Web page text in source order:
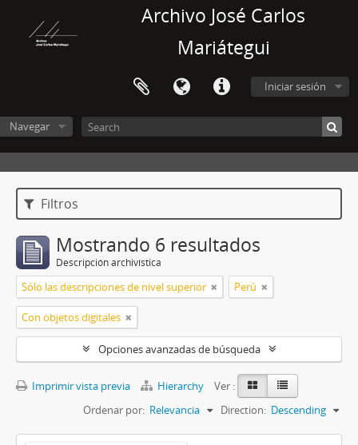
Archivo José Carlos
Mariátegui
Iniciar sesión
Navegar
Filtros
Mostrando 6 resultados
Descripción archivística
Sólo las descripciones de nivel superior Perú
Con objetos digitales
Opciones avanzadas de búsqueda
Imprimir vista previa Hierarchy
Ver :
Ordenar por: Relevancia Direction: Descending